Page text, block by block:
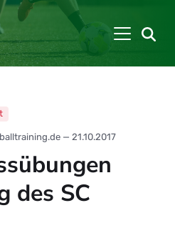
— 21.10.2017
des SC